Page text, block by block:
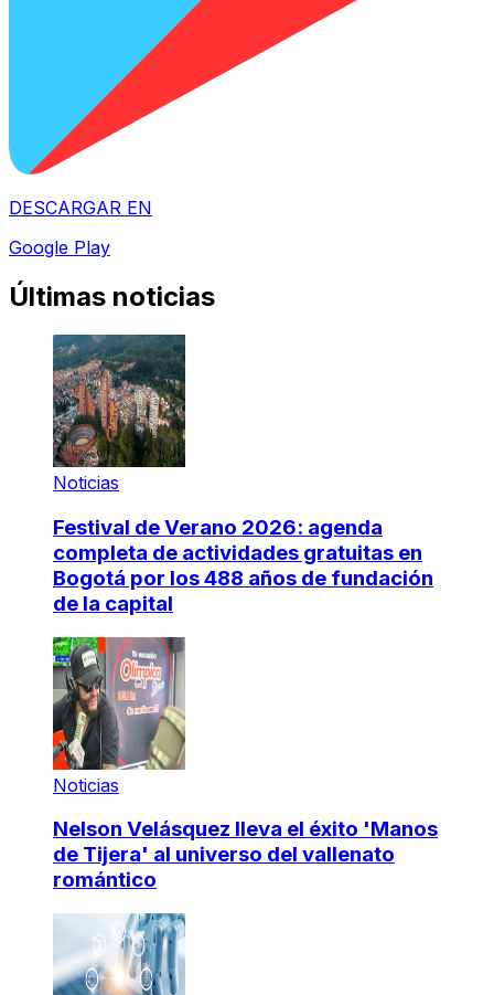
DESCARGAR EN
Google Play
Últimas noticias
Noticias
Festival de Verano 2026: agenda
completa de actividades gratuitas en
Bogotá por los 488 años de fundación
de la capital
Noticias
Nelson Velásquez lleva el éxito 'Manos
de Tijera' al universo del vallenato
romántico